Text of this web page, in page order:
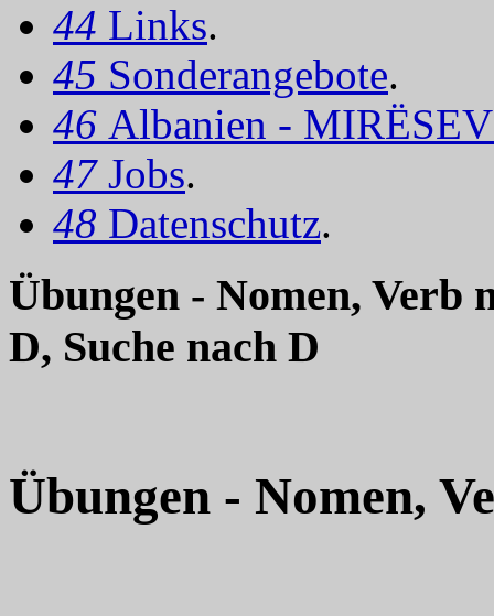
44 Links.
45 Sonderangebote.
46 Albanien -
47 Jobs.
48 Datenschutz.
Übungen - Nomen, Verb
D, Suche nach D
Übungen - Nomen,